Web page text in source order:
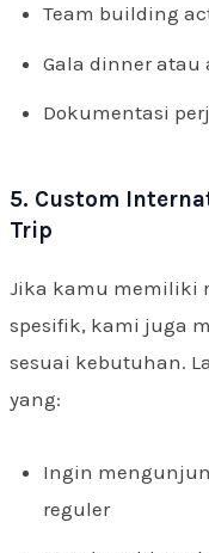
Team building
Gala dinner atau
Dokumentasi
5. Custom
Trip
Jika kamu memiliki
spesifik, kami juga
sesuai kebutuhan.
yang:
Ingin
reguler